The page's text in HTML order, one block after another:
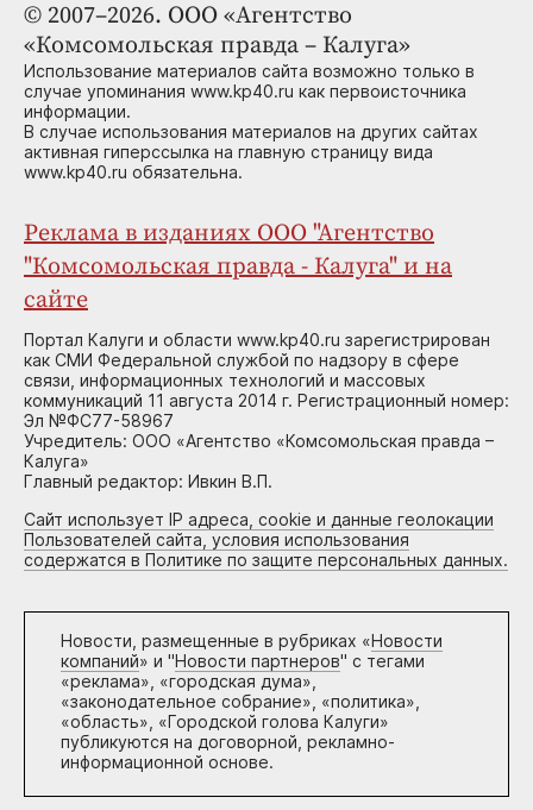
© 2007–2026. ООО «Агентство
«Комсомольская правда – Калуга»
Использование материалов сайта возможно только в
случае упоминания www.kp40.ru как первоисточника
информации.
В случае использования материалов на других сайтах
активная гиперссылка на главную страницу вида
www.kp40.ru обязательна.
Реклама в изданиях ООО "Агентство
"Комсомольская правда - Калуга" и на
сайте
Портал Калуги и области www.kp40.ru зарегистрирован
как СМИ Федеральной службой по надзору в сфере
связи, информационных технологий и массовых
коммуникаций 11 августа 2014 г. Регистрационный номер:
Эл №ФС77-58967
Учредитель: ООО «Агентство «Комсомольская правда –
Калуга»
Главный редактор: Ивкин В.П.
Сайт использует IP адреса, cookie и данные геолокации
Пользователей сайта, условия использования
содержатся в Политике по защите персональных данных.
Новости, размещенные в рубриках «Новости
компаний» и "Новости партнеров" с тегами
«реклама», «городская дума»,
«законодательное собрание», «политика»,
«область», «Городской голова Калуги»
публикуются на договорной, рекламно-
информационной основе.